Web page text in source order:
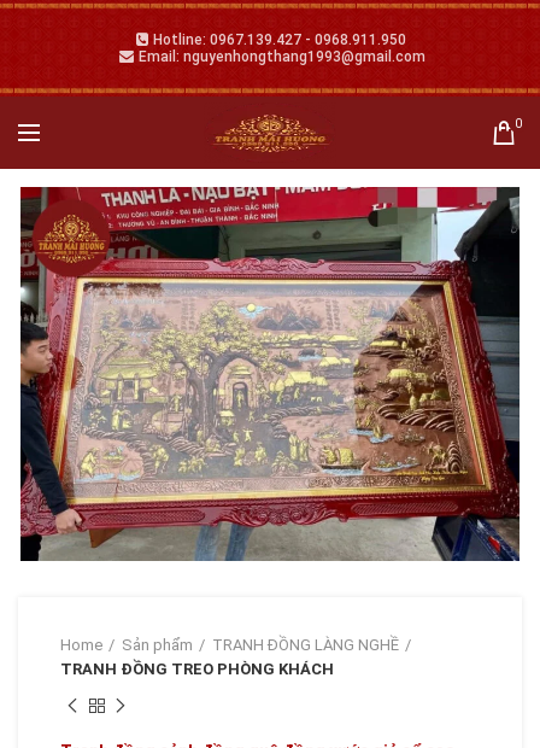
Hotline: 0967.139.427 - 0968.911.950
Email: nguyenhongthang1993@gmail.com
0
Home Sản phẩm
TRANH ĐỒNG LÀNG NGHỀ
TRANH ĐỒNG TREO PHÒNG KHÁCH